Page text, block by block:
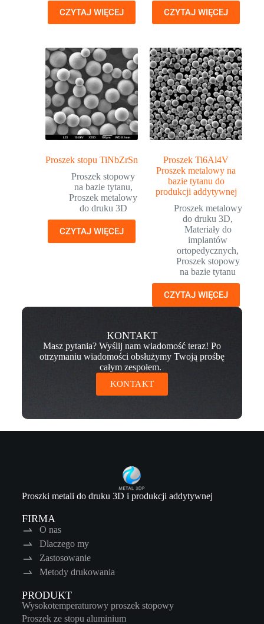
CZYTAJ WIĘCEJ CZYTAJ WIĘCEJ
Proszek stopu TiNbZrSn
Proszek stopowy
na bazie tytanu,
Proszek metalowy
do druku 3D
CZYTAJ WIĘCEJ
Proszek Ti6Al4V
Proszek metalowy na
bazie tytanu do
produkcji addytywnej
Proszek metalowy
do druku 3D,
Materiały do
implantów
ortopedycznych,
Proszek stopowy
na bazie tytanu
CZYTAJ WIĘCEJ
KONTAKT
Masz pytania? Wyślij nam wiadomość teraz! Po
otrzymaniu wiadomości obsłużymy Twoją prośbę
całym zespołem.
KONTAKT
Proszki metali do druku 3D i produkcji addytywnej
FIRMA
O nas
Dlaczego my
Zastosowanie
Metody drukowania
PRODUKT
Wysokotemperaturowy proszek stopowy
Proszek ze stopu aluminium